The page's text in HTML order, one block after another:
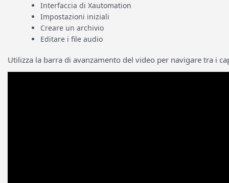
Interfaccia di Xautomation
Impostazioni iniziali
Creare un archivio
Editare i file audio
Utilizza la barra di avanzamento del video per navigare tra i